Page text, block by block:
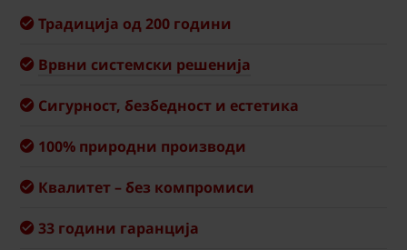
Традиција од 200 години
Врвни системски решенија
Сигурност, безбедност и естетика
100% природни производи
Квалитет – без компромиси
33 години гаранција